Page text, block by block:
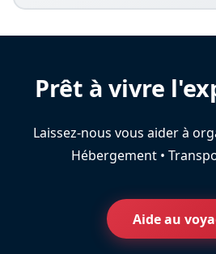
Prêt à vivre
Laissez-nous vous aider à
Hébergement •
Aide au